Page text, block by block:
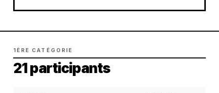
1ÈRE CATÉGORIE
21 participants